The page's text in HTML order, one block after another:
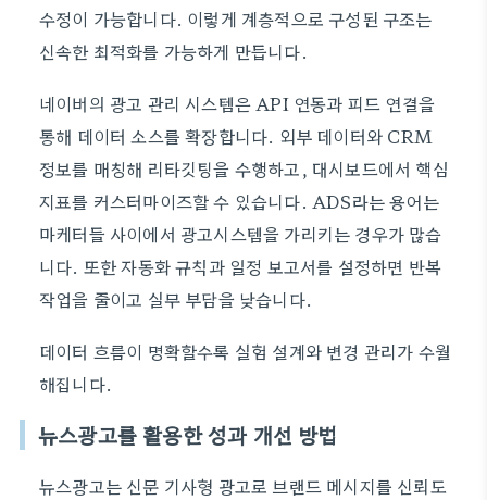
수정이 가능합니다. 이렇게 계층적으로 구성된 구조는
신속한 최적화를 가능하게 만듭니다.
네이버의 광고 관리 시스템은 API 연동과 피드 연결을
통해 데이터 소스를 확장합니다. 외부 데이터와 CRM
정보를 매칭해 리타깃팅을 수행하고, 대시보드에서 핵심
지표를 커스터마이즈할 수 있습니다. ADS라는 용어는
마케터들 사이에서 광고시스템을 가리키는 경우가 많습
니다. 또한 자동화 규칙과 일정 보고서를 설정하면 반복
작업을 줄이고 실무 부담을 낮습니다.
데이터 흐름이 명확할수록 실험 설계와 변경 관리가 수월
해집니다.
뉴스광고를 활용한 성과 개선 방법
뉴스광고는 신문 기사형 광고로 브랜드 메시지를 신뢰도